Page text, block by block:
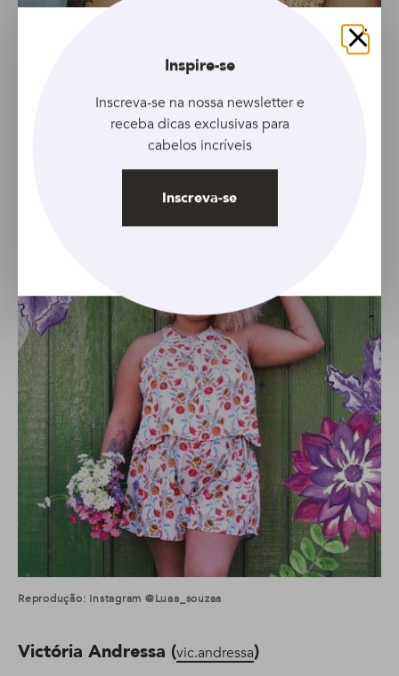
Lua Souza (
Cabelo cacheado platinado? Pode sim e fica lindo! O
Instagram da Lua Souza está aí para mostrar essa
realidade. Siga para acompanhar os looks e penteados
que ela posta por lá. É inspiração na certa.
Reprodução: Instagram @luaa_souzaa
Victória Andressa (vic.andressa)
Fechar
Inspire-se
Inscreva-se na nossa newsletter e
receba dicas exclusivas para
cabelos incríveis
Inscreva-se